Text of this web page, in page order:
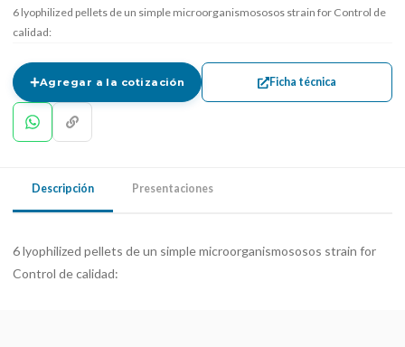
6 lyophilized pellets de un simple microorganismososos strain for Control de
calidad:
Agregar a la cotización Ficha técnica
Descripción Presentaciones
6 lyophilized pellets de un simple microorganismososos strain for
Control de calidad: